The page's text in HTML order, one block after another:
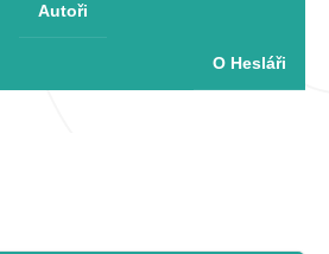
Autoři
O Hesláři